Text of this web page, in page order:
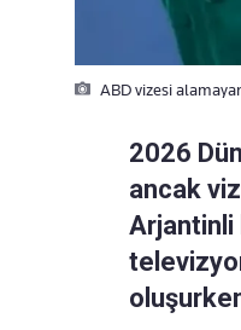
ABD vizesi
2026
ancak
Arjantinli